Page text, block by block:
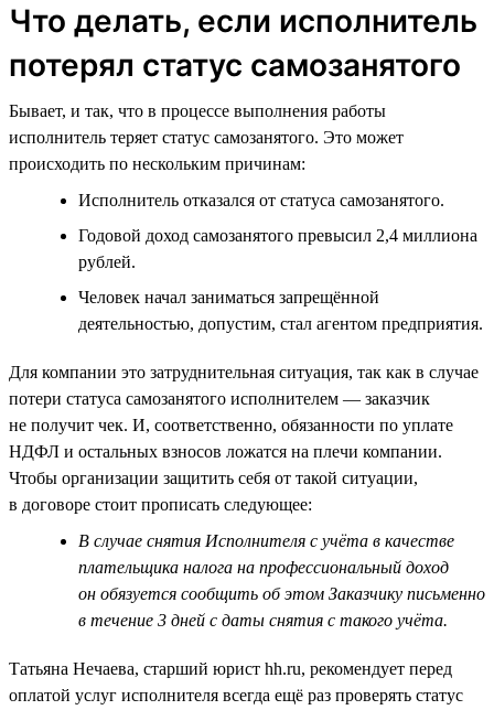
Что делать, если исполнитель
потерял статус самозанятого
Бывает, и так, что в процессе выполнения работы
исполнитель теряет статус самозанятого. Это может
происходить по нескольким причинам:
Исполнитель отказался от статуса самозанятого.
Годовой доход самозанятого превысил 2,4 миллиона
рублей.
Человек начал заниматься запрещённой
деятельностью, допустим, стал агентом предприятия.
Для компании это затруднительная ситуация, так как в случае
потери статуса самозанятого исполнителем — заказчик
не получит чек. И, соответственно, обязанности по уплате
НДФЛ и остальных взносов ложатся на плечи компании.
Чтобы организации защитить себя от такой ситуации,
в договоре стоит прописать следующее:
В случае снятия Исполнителя с учёта в качестве
плательщика налога на профессиональный доход
он обязуется сообщить об этом Заказчику письменно
в течение 3 дней с даты снятия с такого учёта.
Татьяна Нечаева, старший юрист hh.ru, рекомендует перед
оплатой услуг исполнителя всегда ещё раз проверять статус